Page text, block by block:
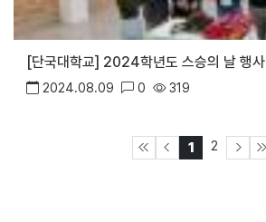
[단국대학교] 2024학년도 스승의 날 행사
2024.08.09 0 319
1 2